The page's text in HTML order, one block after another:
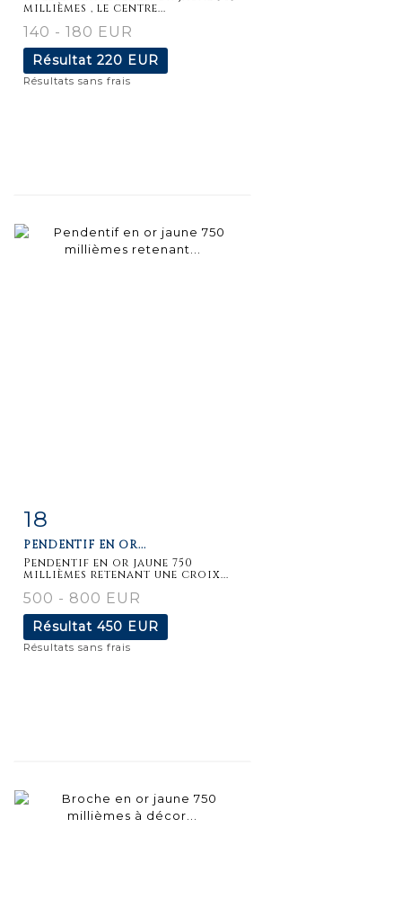
millièmes , le centre...
140 - 180 EUR
Résultat 220 EUR
Résultats sans frais
18
PENDENTIF EN OR...
Pendentif en or jaune 750
millièmes retenant une croix...
500 - 800 EUR
Résultat 450 EUR
Résultats sans frais